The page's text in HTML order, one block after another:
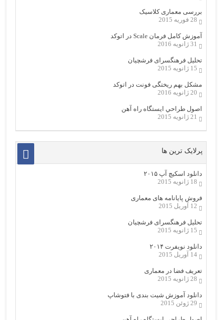
بررسی معماری کلاسیک
28 فوریه 2015
آموزش کامل فرمان Scale در اتوکد
31 ژانویه 2016
تحلیل فرهنگسرای فرشچیان
15 ژانویه 2015
مشکل بهم ریختگی فونت در اتوکد
20 ژانویه 2016
اصول طراحي ایستگاه راه آهن
21 ژانویه 2015
پرلایک ترین ها
دانلود اسکیچ آپ ۲۰۱۵
18 ژانویه 2015
فروش پایانامه های معماری
12 آوریل 2015
تحلیل فرهنگسرای فرشچیان
15 ژانویه 2015
دانلود نویفرت ۲۰۱۴
14 آوریل 2015
تعریف فضا در معماری
28 ژانویه 2015
دانلود آموزش شیت بندی با فتوشاپ
29 ژوئن 2015